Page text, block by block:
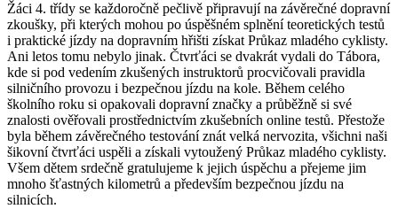
Žáci 4. třídy se každoročně pečlivě připravují na závěrečné dopravní
zkoušky, při kterých mohou po úspěšném splnění teoretických testů
i praktické jízdy na dopravním hřišti získat Průkaz mladého cyklisty.
Ani letos tomu nebylo jinak. Čtvrťáci se dvakrát vydali do Tábora,
kde si pod vedením zkušených instruktorů procvičovali pravidla
silničního provozu i bezpečnou jízdu na kole. Během celého
školního roku si opakovali dopravní značky a průběžně si své
znalosti ověřovali prostřednictvím zkušebních online testů. Přestože
byla během závěrečného testování znát velká nervozita, všichni naši
šikovní čtvrťáci uspěli a získali vytoužený Průkaz mladého cyklisty.
Všem dětem srdečně gratulujeme k jejich úspěchu a přejeme jim
mnoho šťastných kilometrů a především bezpečnou jízdu na
silnicích.